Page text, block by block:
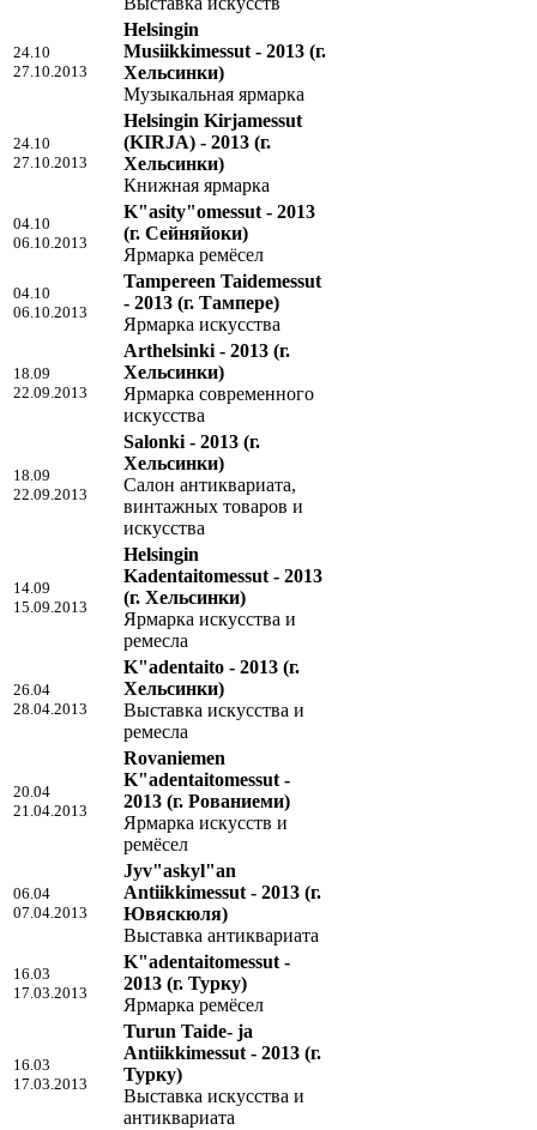
24.10
27.10.2013
Helsingin
Musiikkimessut - 2013 (г.
Хельсинки)
Музыкальная ярмарка
24.10
27.10.2013
Helsingin Kirjamessut
(KIRJA) - 2013 (г.
Хельсинки)
Книжная ярмарка
04.10
06.10.2013
K"asity"omessut - 2013
(г. Сейняйоки)
Ярмарка ремёсел
04.10
06.10.2013
Tampereen Taidemessut
- 2013 (г. Тампере)
Ярмарка искусства
18.09
22.09.2013
Arthelsinki - 2013 (г.
Хельсинки)
Ярмарка современного
искусства
18.09
22.09.2013
Salonki - 2013 (г.
Хельсинки)
Салон антиквариата,
винтажных товаров и
искусства
14.09
15.09.2013
Helsingin
Kadentaitomessut - 2013
(г. Хельсинки)
Ярмарка искусства и
ремесла
26.04
28.04.2013
K"adentaito - 2013 (г.
Хельсинки)
Выставка искусства и
ремесла
20.04
21.04.2013
Rovaniemen
K"adentaitomessut -
2013 (г. Рованиеми)
Ярмарка искусств и
ремёсел
06.04
07.04.2013
Jyv"askyl"an
Antiikkimessut - 2013 (г.
Ювяскюля)
Выставка антиквариата
16.03
17.03.2013
K"adentaitomessut -
2013 (г. Турку)
Ярмарка ремёсел
16.03
17.03.2013
Turun Taide- ja
Antiikkimessut - 2013 (г.
Турку)
Выставка искусства и
антиквариата